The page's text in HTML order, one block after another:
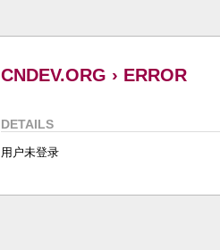
CNDEV.ORG › ERROR
DETAILS
用户未登录